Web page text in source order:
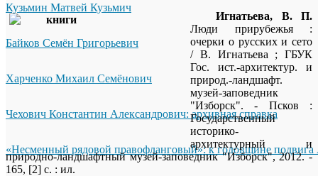
Кузьмин Матвей Кузьмич
Байков Семён Григорьевич
Харченко Михаил Семёнович
Чехович Константин Александрович: архивная справка
«Несменный рядовой правофланговый»: к годовщине подвига
Игнатьева, В. П.
Люди прирубежья :
очерки о русских и сето
/ В. Игнатьева ; ГБУК
Гос. ист.-архитектур. и
природ.-ландшафт.
музей-заповедник
"Изборск". - Псков :
Государственный
историко-
архитектурный и
природно-ландшафтный музей-заповедник "Изборск", 2012. -
165, [2] с. : ил.